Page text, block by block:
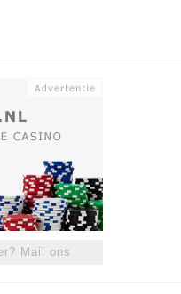
Mail ons